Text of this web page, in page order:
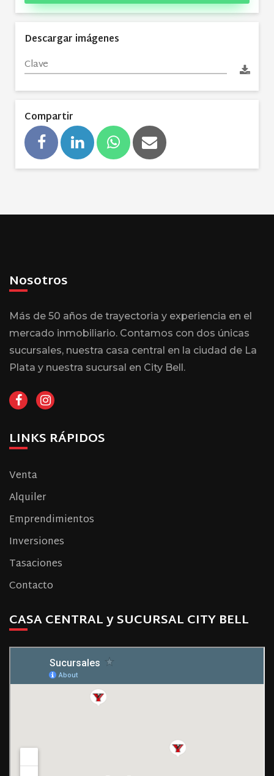
Descargar imágenes
Compartir
Nosotros
Más de 50 años de trayectoria y experiencia en el
mercado inmobiliario. Contamos con dos únicas
sucursales, nuestra casa central en la ciudad de La
Plata y nuestra sucursal en City Bell.
LINKS RÁPIDOS
Venta
Alquiler
Emprendimientos
Inversiones
Tasaciones
Contacto
CASA CENTRAL y SUCURSAL CITY BELL